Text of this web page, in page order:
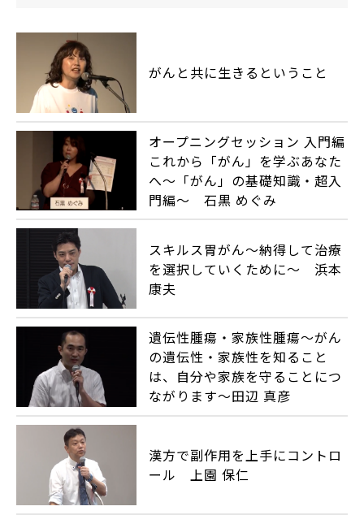
がんと共に生きるということ
オープニングセッション 入門編
これから「がん」を学ぶあなた
へ～「がん」の基礎知識・超入
門編～ 石黒 めぐみ
スキルス胃がん～納得して治療
を選択していくために～ 浜本
康夫
遺伝性腫瘍・家族性腫瘍〜がん
の遺伝性・家族性を知ること
は、自分や家族を守ることにつ
ながります〜田辺 真彦
漢方で副作用を上手にコントロ
ール 上園 保仁